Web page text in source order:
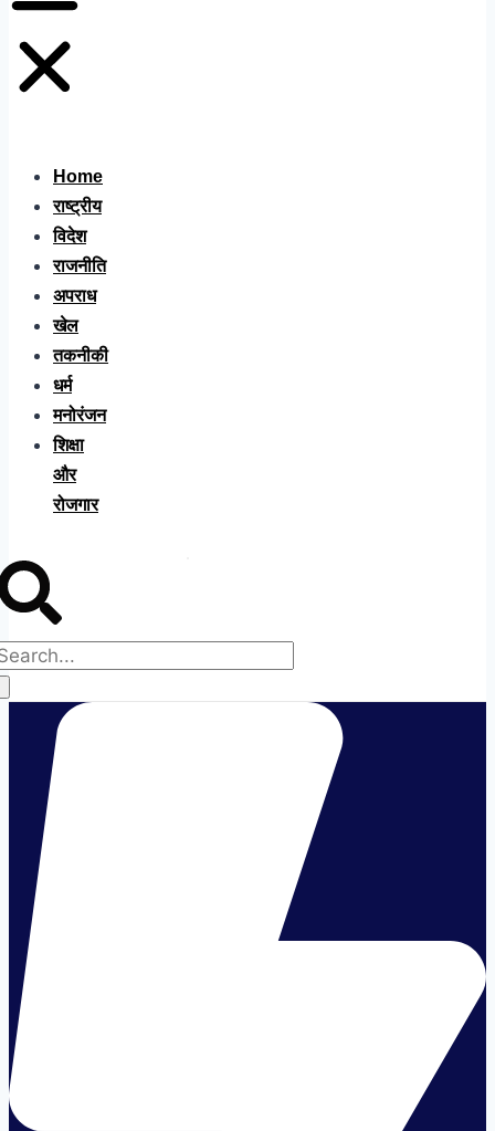
Home
राष्ट्रीय
विदेश
राजनीति
अपराध
खेल
तकनीकी
धर्म
मनोरंजन
शिक्षा
और
रोजगार